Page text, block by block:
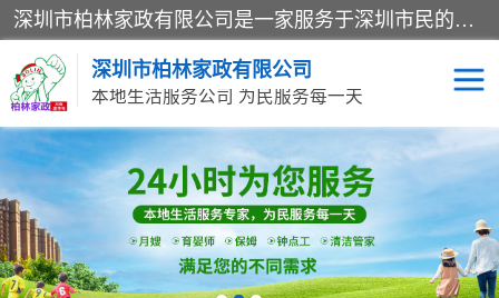
深圳市柏林家政有限公司是一家服务于深圳市民的专业家政公司。致力于为客户提供高质量、多维度的家庭服务，包括养老、母婴、月嫂育婴早教、康复理疗、家电清洗和保洁等方面的专业服务。
深圳市柏林家政有限公司
本地生活服务公司 为民服务每一天
家居保洁 护工月嫂
家庭保姆 家政服务